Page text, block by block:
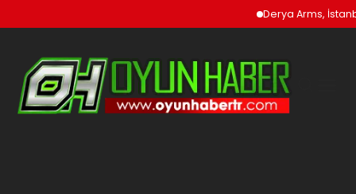
Derya Arms,